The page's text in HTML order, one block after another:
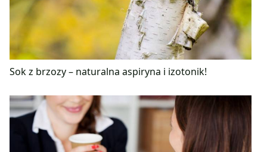
Sok z brzozy – naturalna aspiryna i izotonik!